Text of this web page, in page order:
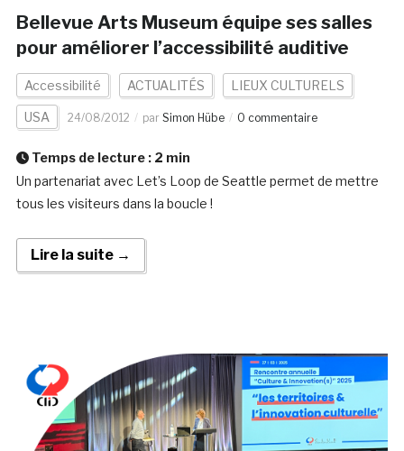
Bellevue Arts Museum équipe ses salles
pour améliorer l’accessibilité auditive
Accessibilité ACTUALITÉS LIEUX CULTURELS
USA 24/08/2012 par Simon Hübe 0 commentaire
Temps de lecture : 2 min
Un partenariat avec Let’s Loop de Seattle permet de mettre
tous les visiteurs dans la boucle !
Lire la suite →